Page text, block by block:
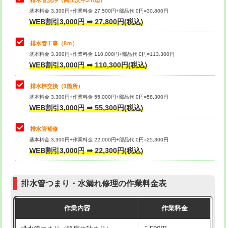
え）
マス交換（土の掘削・埋め戻し作業）
マス交換（深さ50㎝未満）
マス交換（深さ50㎝以上） 66,000円
コンクリート斫り（厚さ10㎝まで）
コンクリート斫り（厚さ10㎝超え）
モルタル補修（厚さ10㎝まで）
モルタル補修（厚さ10㎝超え）
追加人工 16,500円
現場見積
止水・漏水調査・防水処理・清掃・修
理・調整・分解・加工など（重作業）
33,000円
その他部品の脱着
交換・取付（タンク） 22,000円+材料費
交換・取付(単水栓（壁付・デッキ
式）)
交換・取付(混合水栓（壁付・デッキ
式・ワンホール）)
16,500円+材料費
交換・取付(排水栓・排水トラップ
交換・取付（その他部品） 11,000円+材料費
持込商品取付（単水栓） 13,200円
持込商品取付（混合水栓） 16,500円
基本料金 3,300円+作業料金 27,500円+部品代 0円=30,800円
WEB割引3,000円 ➡ 27,800円(税込)
排水管工事（8ｍ）
基本料金 3,300円+作業料金 110,000円+部品代 0円=113,300円
WEB割引3,000円 ➡ 110,300円(税込)
排水桝交換（1箇所）
基本料金 3,300円+作業料金 55,000円+部品代 0円=58,300円
WEB割引3,000円 ➡ 55,300円(税込)
排水管補修
基本料金 3,300円+作業料金 22,000円+部品代 0円=25,300円
WEB割引3,000円 ➡ 22,300円(税込)
排水管つまり・水漏れ修理の作業料金表
作業内容 作業料金